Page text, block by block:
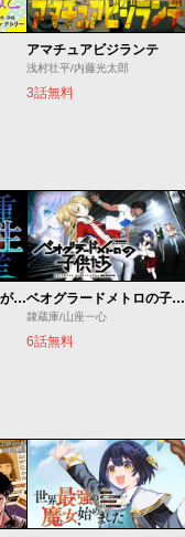
アマチュアビジランテ
浅村壮平/内藤光太郎
3話無料
種生産 ～このスキルがチートだとまだ誰も気付いていない～ ベオグラードメトロの子供たち
隷蔵庫/山座一心
6話無料